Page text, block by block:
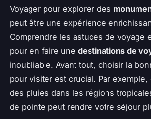
Voyager pour explorer des
peut être une expérience
Comprendre les astuces de voyage
pour en faire une destinations de
inoubliable. Avant tout, choisir la
pour visiter est crucial. Par exemple,
des pluies dans les régions
de pointe peut rendre votre séjour